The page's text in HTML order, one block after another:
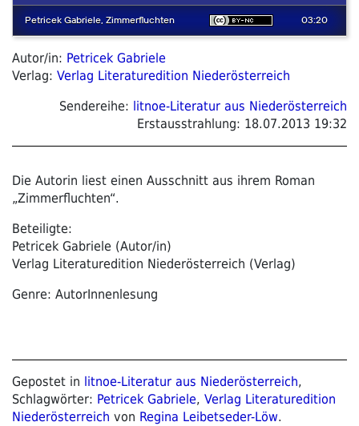
Autor/in: Petricek Gabriele
Verlag: Verlag Literaturedition Niederösterreich
Sendereihe: litnoe-Literatur aus Niederösterreich
Erstausstrahlung: 18.07.2013 19:32
Die Autorin liest einen Ausschnitt aus ihrem Roman
„Zimmerfluchten“.
Beteiligte:
Petricek Gabriele (Autor/in)
Verlag Literaturedition Niederösterreich (Verlag)
Genre: AutorInnenlesung
Gepostet in litnoe-Literatur aus Niederösterreich,
Schlagwörter: Petricek Gabriele, Verlag Literaturedition
Niederösterreich von Regina Leibetseder-Löw.